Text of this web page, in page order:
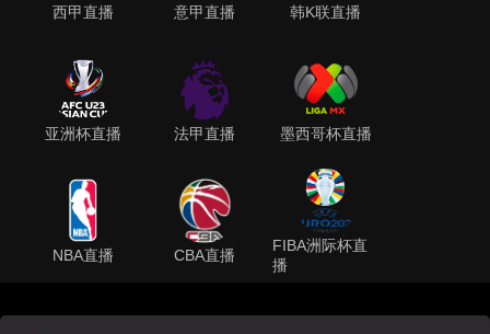
西甲直播 意甲直播 韩K联直播
亚洲杯直播 法甲直播 墨西哥杯直播
NBA直播 CBA直播
FIBA洲际杯直
播